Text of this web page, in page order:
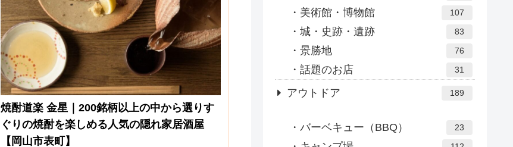
焼酎道楽 金星｜200銘柄以上の中から選りす
ぐりの焼酎を楽しめる人気の隠れ家居酒屋
【岡山市表町】
美術館・博物館 107
城・史跡・遺跡 83
景勝地 76
話題のお店 31
アウトドア 189
バーベキュー（BBQ） 23